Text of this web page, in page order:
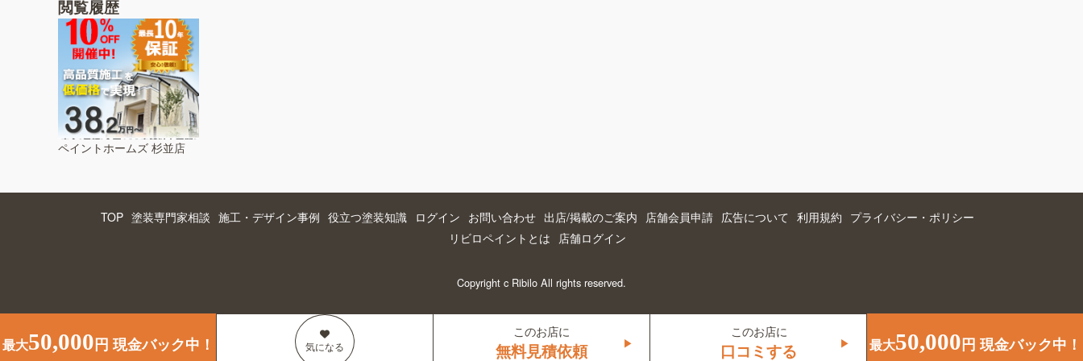
閲覧履歴
ペイントホームズ 杉並店
最大50,000円 現金バック中！ ▶
このお店に
無料見積依頼 ▶
このお店に
口コミする 最大50,000円 現金バック中！
TOP 塗装専門家相談 施工・デザイン事例 役立つ塗装知識 ログイン お問い合わせ 出店/掲載のご案内 店舗会員申請 広告について 利用規約 プライバシー・ポリシー
リビロペイントとは 店舗ログイン
Copyright c Ribilo All rights reserved.